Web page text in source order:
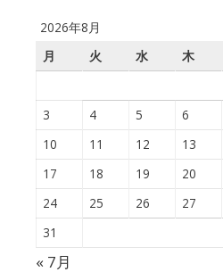
2026年8月
月
火 水 木
3
4 5 6
10
11 12 13
17
18 19 20
24
25 26 27
31
« 7月